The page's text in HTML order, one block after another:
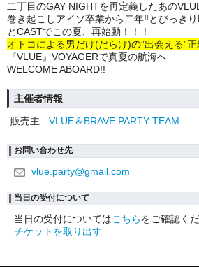
二丁目のGAY NIGHTを再定義したあの
巻き起こしアイソ卒業から二年‼とびっき
とCASTでこの夏、再始動！！！
オトコによる男だけ(だらけ)の”出会える”
『VLUE』VOYAGERで真夏の航海へ
WELCOME ABOARD!!
主催者情報
販売主
VLUE＆BRAVE PARTY TEAM
お問い合わせ先
vlue.party@gmail.com
当日の受付について
当日の受付についてはこちらをご確認くだ
チケットを取り出す